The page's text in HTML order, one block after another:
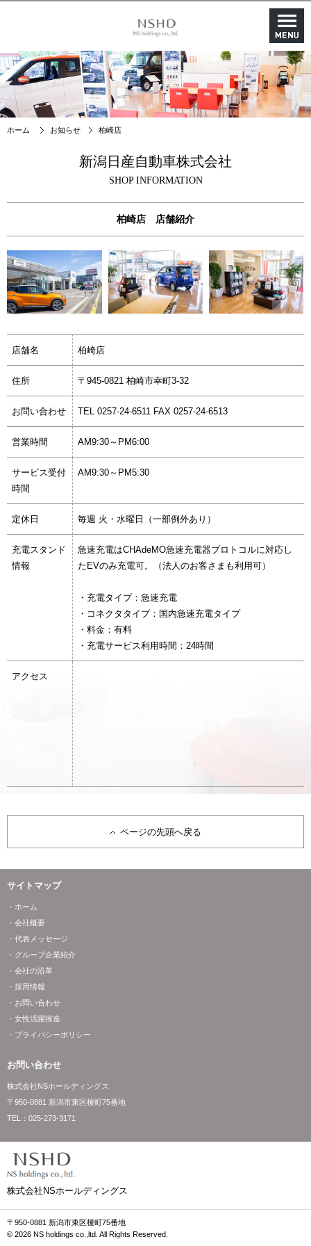
ホーム お知らせ 柏崎店
新潟日産自動車株式会社
SHOP INFORMATION
柏崎店 店舗紹介
店舗名 柏崎店
住所 〒945-0821 柏崎市幸町3-32
お問い合わせ TEL 0257-24-6511 FAX 0257-24-6513
営業時間 AM9:30～PM6:00
サービス受付
時間
AM9:30～PM5:30
定休日 毎週 火・水曜日（一部例外あり）
充電スタンド
情報
急速充電はCHAdeMO急速充電器プロトコルに対応し
たEVのみ充電可。（法人のお客さまも利用可）
・充電タイプ：急速充電
・コネクタタイプ：国内急速充電タイプ
・料金：有料
・充電サービス利用時間：24時間
アクセス
ページの先頭へ戻る
サイトマップ
・ホーム
・会社概要
・代表メッセージ
・グループ企業紹介
・会社の沿革
・採用情報
・お問い合わせ
・女性活躍推進
・プライバシーポリシー
お問い合わせ
株式会社NSホールディングス
〒950-0881 新潟市東区榎町75番地
TEL： 025-273-3171
株式会社NSホールディングス
〒950-0881 新潟市東区榎町75番地
© 2026 NS holdings co.,ltd. All Rights Reserved.